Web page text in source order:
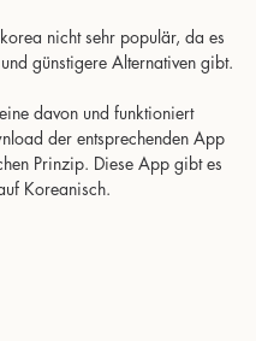
nicht sehr populär, da es
günstigere Alternativen gibt.
davon und funktioniert
der entsprechenden App
Prinzip. Diese App gibt es
Koreanisch.